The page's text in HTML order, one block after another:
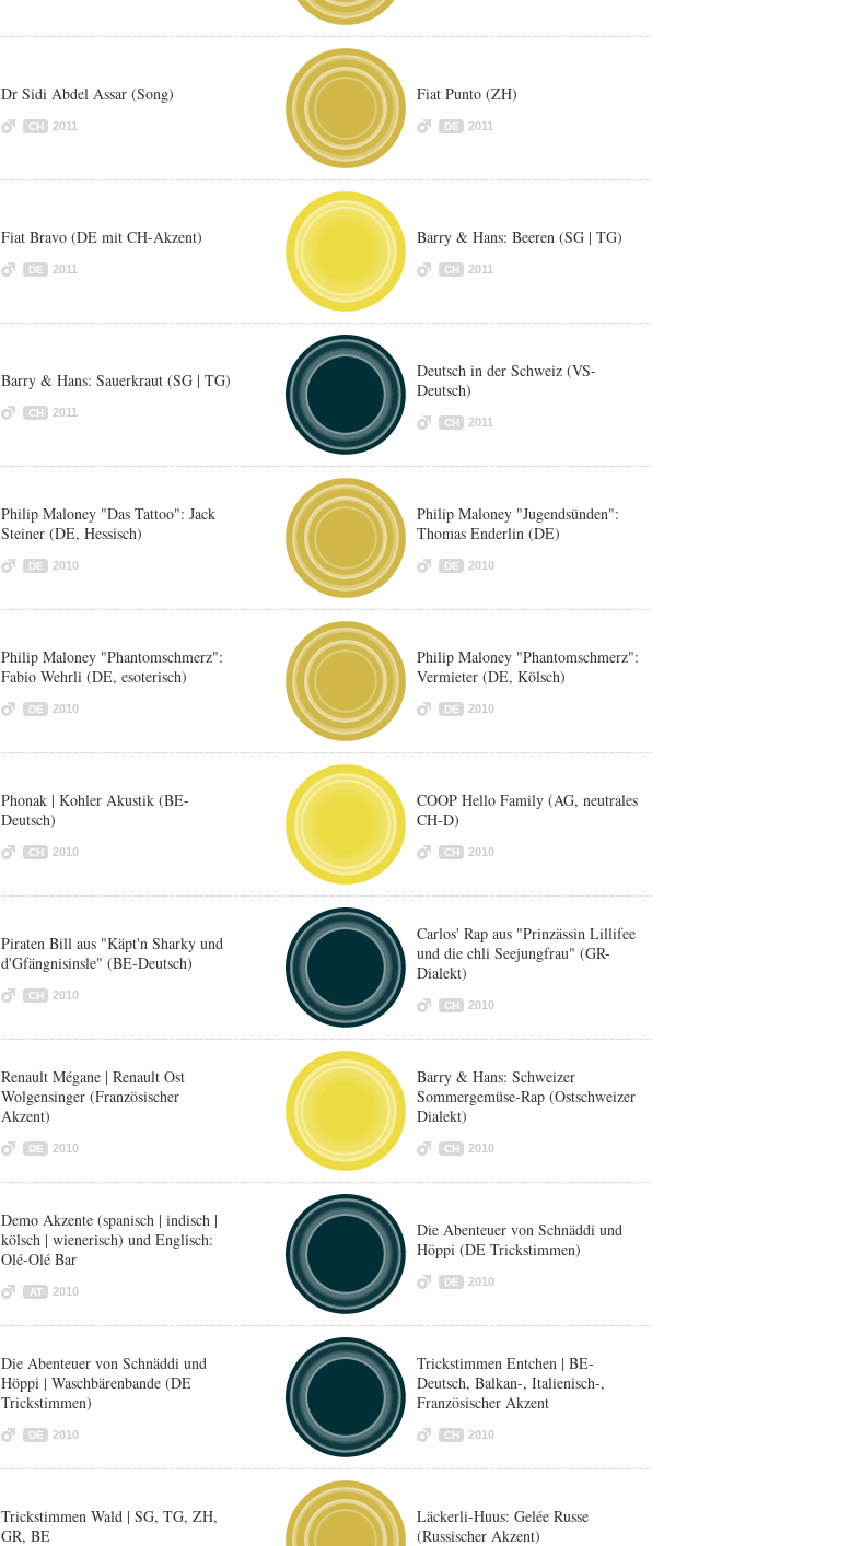
Dr Sidi Abdel Assar (Song)
CH 2011
Fiat Punto (ZH)
DE 2011
Fiat Bravo (DE mit CH-Akzent)
DE 2011
Barry & Hans: Beeren (SG | TG)
CH 2011
Barry & Hans: Sauerkraut (SG | TG)
CH 2011
Deutsch in der Schweiz (VS-
Deutsch)
CH 2011
Philip Maloney "Das Tattoo": Jack
Steiner (DE, Hessisch)
DE 2010
Philip Maloney "Jugendsünden":
Thomas Enderlin (DE)
DE 2010
Philip Maloney "Phantomschmerz":
Fabio Wehrli (DE, esoterisch)
DE 2010
Philip Maloney "Phantomschmerz":
Vermieter (DE, Kölsch)
DE 2010
Phonak | Kohler Akustik (BE-
Deutsch)
CH 2010
COOP Hello Family (AG, neutrales
CH-D)
CH 2010
Piraten Bill aus "Käpt'n Sharky und
d'Gfängnisinsle" (BE-Deutsch)
CH 2010
Carlos' Rap aus "Prinzässin Lillifee
und die chli Seejungfrau" (GR-
Dialekt)
CH 2010
Renault Mégane | Renault Ost
Wolgensinger (Französischer
Akzent)
DE 2010
Barry & Hans: Schweizer
Sommergemüse-Rap (Ostschweizer
Dialekt)
CH 2010
Demo Akzente (spanisch | indisch |
kölsch | wienerisch) und Englisch:
Olé-Olé Bar
AT 2010
Die Abenteuer von Schnäddi und
Höppi (DE Trickstimmen)
DE 2010
Die Abenteuer von Schnäddi und
Höppi | Waschbärenbande (DE
Trickstimmen)
DE 2010
Trickstimmen Entchen | BE-
Deutsch, Balkan-, Italienisch-,
Französischer Akzent
CH 2010
Trickstimmen Wald | SG, TG, ZH,
GR, BE
Läckerli-Huus: Gelée Russe
(Russischer Akzent)